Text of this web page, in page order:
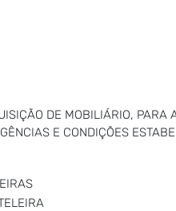
DE MOBILIÁRIO,
E CONDIÇÕES